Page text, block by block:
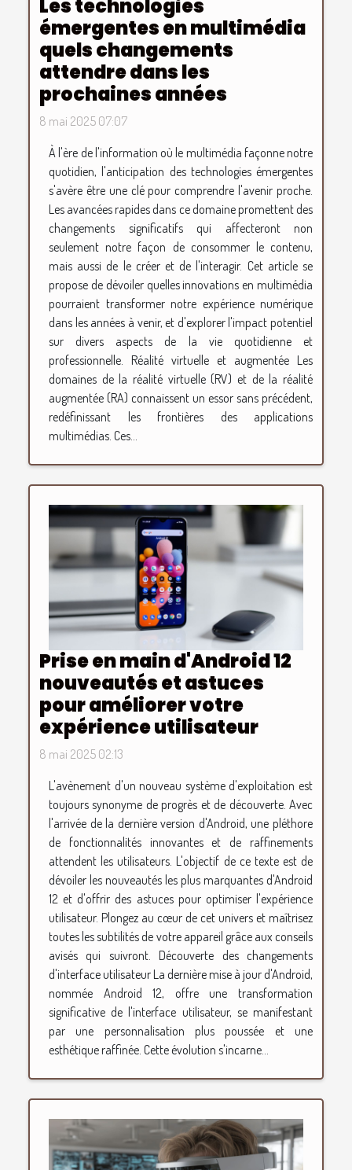
Les technologies
émergentes en multimédia
quels changements
attendre dans les
prochaines années
8 mai 2025 07:07
À l'ère de l'information où le multimédia façonne notre
quotidien, l'anticipation des technologies émergentes
s'avère être une clé pour comprendre l'avenir proche.
Les avancées rapides dans ce domaine promettent des
changements significatifs qui affecteront non
seulement notre façon de consommer le contenu,
mais aussi de le créer et de l'interagir. Cet article se
propose de dévoiler quelles innovations en multimédia
pourraient transformer notre expérience numérique
dans les années à venir, et d'explorer l'impact potentiel
sur divers aspects de la vie quotidienne et
professionnelle. Réalité virtuelle et augmentée Les
domaines de la réalité virtuelle (RV) et de la réalité
augmentée (RA) connaissent un essor sans précédent,
redéfinissant les frontières des applications
multimédias. Ces...
Prise en main d'Android 12
nouveautés et astuces
pour améliorer votre
expérience utilisateur
8 mai 2025 02:13
L'avènement d'un nouveau système d'exploitation est
toujours synonyme de progrès et de découverte. Avec
l'arrivée de la dernière version d'Android, une pléthore
de fonctionnalités innovantes et de raffinements
attendent les utilisateurs. L'objectif de ce texte est de
dévoiler les nouveautés les plus marquantes d'Android
12 et d'offrir des astuces pour optimiser l'expérience
utilisateur. Plongez au cœur de cet univers et maîtrisez
toutes les subtilités de votre appareil grâce aux conseils
avisés qui suivront. Découverte des changements
d'interface utilisateur La dernière mise à jour d'Android,
nommée Android 12, offre une transformation
significative de l'interface utilisateur, se manifestant
par une personnalisation plus poussée et une
esthétique raffinée. Cette évolution s'incarne...